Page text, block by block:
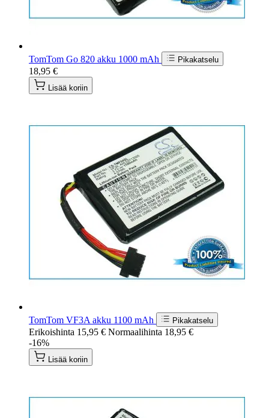
TomTom Go 820 akku 1000 mAh Pikakatselu
18,95 €
Lisää koriin
TomTom VF3A akku 1100 mAh Pikakatselu
Erikoishinta 15,95 € Normaalihinta 18,95 €
-16%
Lisää koriin